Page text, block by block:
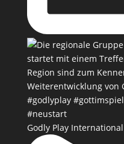
Godly Play